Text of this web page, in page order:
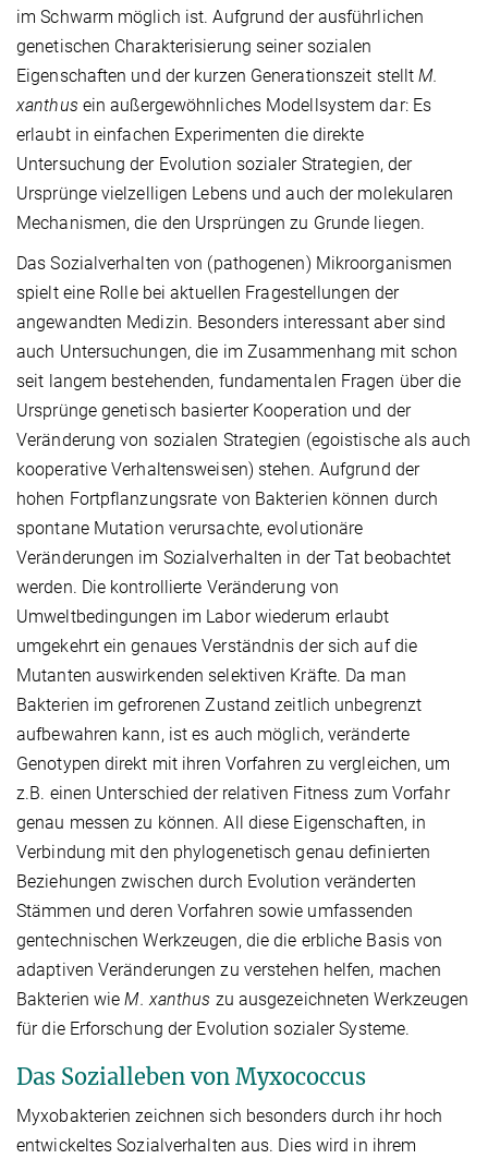
im Schwarm möglich ist. Aufgrund der ausführlichen
genetischen Charakterisierung seiner sozialen
Eigenschaften und der kurzen Generationszeit stelltM.
xanthus ein außergewöhnliches Modellsystem dar: Es
erlaubt in einfachen Experimenten die direkte
Untersuchung der Evolution sozialer Strategien, der
Ursprünge vielzelligen Lebens und auch der molekularen
Mechanismen, die den Ursprüngen zu Grunde liegen.
Das Sozialverhalten von (pathogenen) Mikroorganismen
spielt eine Rolle bei aktuellen Fragestellungen der
angewandten Medizin. Besonders interessant aber sind
auch Untersuchungen, die im Zusammenhang mit schon
seit langem bestehenden, fundamentalen Fragen über die
Ursprünge genetisch basierter Kooperation und der
Veränderung von sozialen Strategien (egoistische als auch
kooperative Verhaltensweisen) stehen. Aufgrund der
hohen Fortpflanzungsrate von Bakterien können durch
spontane Mutation verursachte, evolutionäre
Veränderungen im Sozialverhalten in der Tat beobachtet
werden. Die kontrollierte Veränderung von
Umweltbedingungen im Labor wiederum erlaubt
umgekehrt ein genaues Verständnis der sich auf die
Mutanten auswirkenden selektiven Kräfte. Da man
Bakterien im gefrorenen Zustand zeitlich unbegrenzt
aufbewahren kann, ist es auch möglich, veränderte
Genotypen direkt mit ihren Vorfahren zu vergleichen, um
z.B. einen Unterschied der relativen Fitness zum Vorfahr
genau messen zu können. All diese Eigenschaften, in
Verbindung mit den phylogenetisch genau definierten
Beziehungen zwischen durch Evolution veränderten
Stämmen und deren Vorfahren sowie umfassenden
gentechnischen Werkzeugen, die die erbliche Basis von
adaptiven Veränderungen zu verstehen helfen, machen
Bakterien wieM. xanthus zu ausgezeichneten Werkzeugen
für die Erforschung der Evolution sozialer Systeme.
Das Sozialleben von Myxococcus
Myxobakterien zeichnen sich besonders durch ihr hoch
entwickeltes Sozialverhalten aus. Dies wird in ihrem